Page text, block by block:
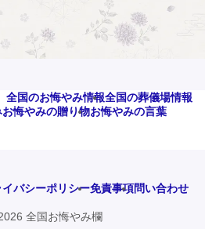
全国のお悔やみ情報全国の葬儀場情報
お悔やみの贈り物お悔やみの言葉
イバシーポリシー免責事項問い合わせ
全国お悔やみ欄